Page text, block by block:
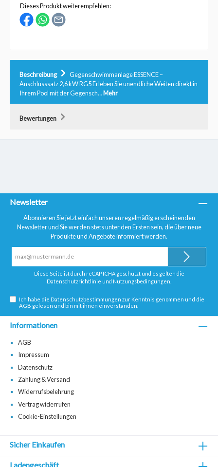
Dieses Produkt weiterempfehlen:
Beschreibung
Gegenschwimmanlage ESSENCE –
Anschlusssatz 2,6 kW RG5 Erleben Sie unendliche Weiten direkt in
Ihrem Pool mit der Gegensch…Mehr
Bewertungen
Newsletter
Abonnieren Sie jetzt einfach unseren regelmäßig erscheinenden
Newsletter und Sie werden stets unter den Ersten sein, die über neue
Produkte und Angebote informiert werden.
Adresse*
Diese Seite ist durch reCAPTCHA geschützt und es gelten die
Datenschutzrichtlinie und Nutzungsbedingungen
Ich habe dieDatenschutzbestimmungen zur Kenntnis genommen und die
AGB gelesen und bin mit ihnen einverstanden.
Informationen
AGB
Impressum
Datenschutz
Zahlung & Versand
Widerrufsbelehrung
Vertrag widerrufen
Cookie-Einstellungen
Sicher Einkaufen
Ladengeschäft